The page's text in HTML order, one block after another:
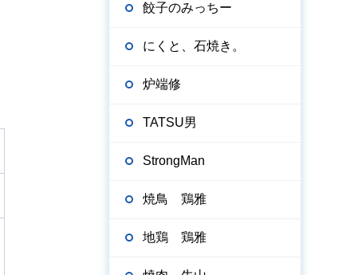
餃子のみっちー
にくと、石焼き。
炉端修
TATSU男
StrongMan
焼鳥 鶏雅
地鶏 鶏雅